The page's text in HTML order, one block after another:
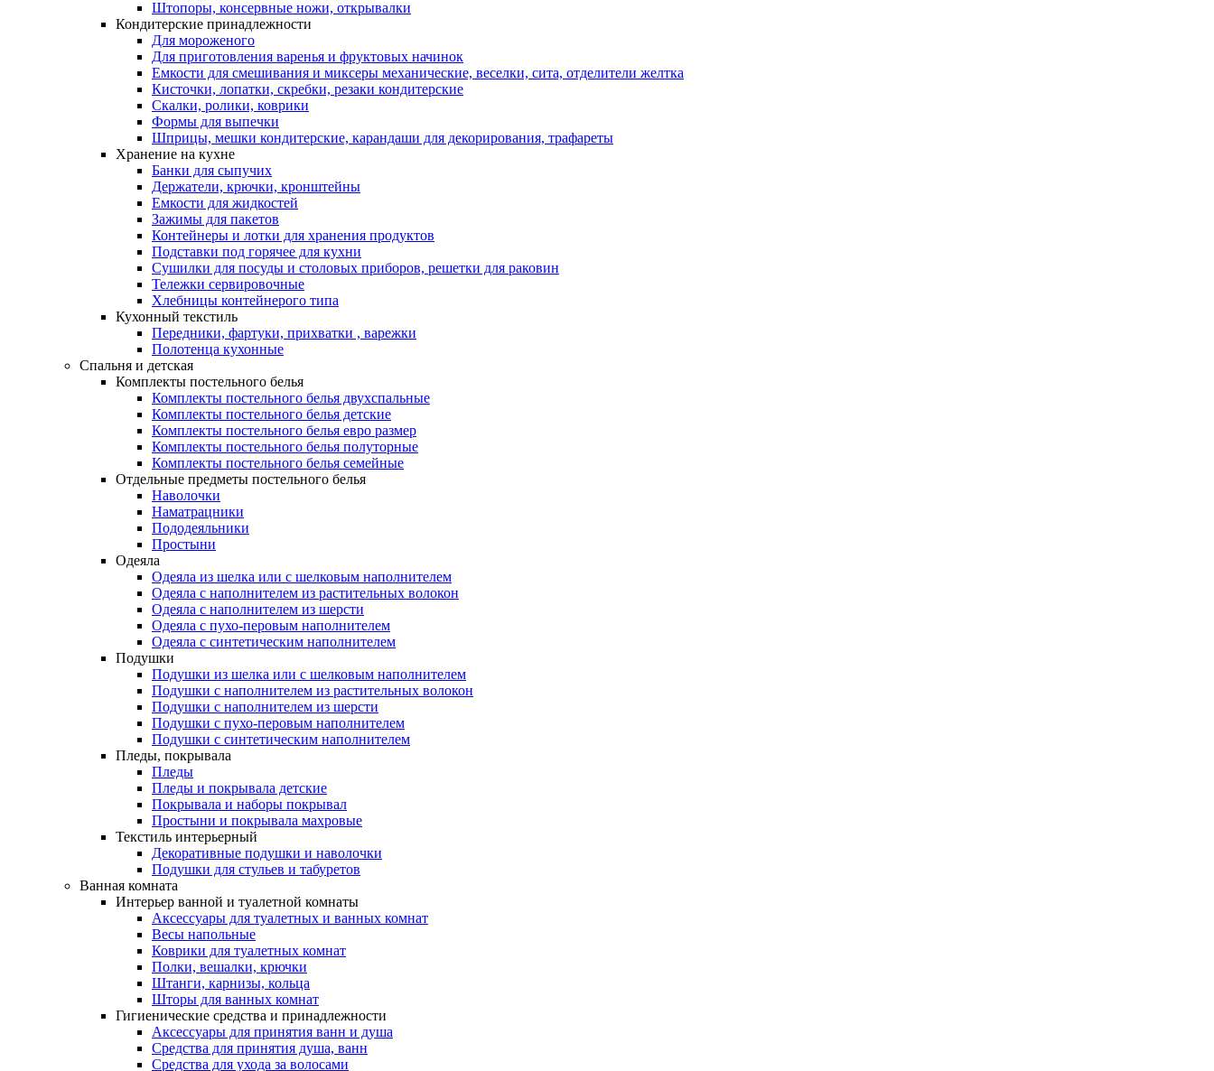
Штопоры, консервные ножи, открывалки
Кондитерские принадлежности
Для мороженого
Для приготовления варенья и фруктовых начинок
Емкости для смешивания и миксеры механические, веселки, сита, отделители желтка
Кисточки, лопатки, скребки, резаки кондитерские
Скалки, ролики, коврики
Формы для выпечки
Шприцы, мешки кондитерские, карандаши для декорирования, трафареты
Хранение на кухне
Банки для сыпучих
Держатели, крючки, кронштейны
Емкости для жидкостей
Зажимы для пакетов
Контейнеры и лотки для хранения продуктов
Подставки под горячее для кухни
Сушилки для посуды и столовых приборов, решетки для раковин
Тележки сервировочные
Хлебницы контейнерого типа
Кухонный текстиль
Передники, фартуки, прихватки , варежки
Полотенца кухонные
Спальня и детская
Комплекты постельного белья
Комплекты постельного белья двухспальные
Комплекты постельного белья детские
Комплекты постельного белья евро размер
Комплекты постельного белья полуторные
Комплекты постельного белья семейные
Отдельные предметы постельного белья
Наволочки
Наматрацники
Пододеяльники
Простыни
Одеяла
Одеяла из шелка или с шелковым наполнителем
Одеяла с наполнителем из растительных волокон
Одеяла с наполнителем из шерсти
Одеяла с пухо-перовым наполнителем
Одеяла с синтетическим наполнителем
Подушки
Подушки из шелка или с шелковым наполнителем
Подушки с наполнителем из растительных волокон
Подушки с наполнителем из шерсти
Подушки с пухо-перовым наполнителем
Подушки с синтетическим наполнителем
Пледы, покрывала
Пледы
Пледы и покрывала детские
Покрывала и наборы покрывал
Простыни и покрывала махровые
Текстиль интерьерный
Декоративные подушки и наволочки
Подушки для стульев и табуретов
Ванная комната
Интерьер ванной и туалетной комнаты
Аксессуары для туалетных и ванных комнат
Весы напольные
Коврики для туалетных комнат
Полки, вешалки, крючки
Штанги, карнизы, кольца
Шторы для ванных комнат
Гигиенические средства и принадлежности
Аксессуары для принятия ванн и душа
Средства для принятия душа, ванн
Средства для ухода за волосами